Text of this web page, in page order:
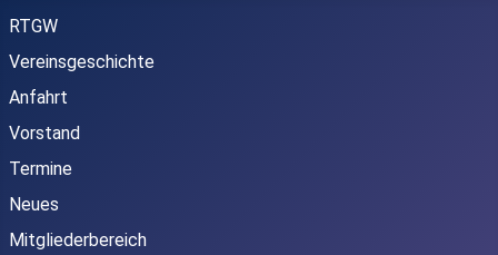
RTGW
Vereinsgeschichte
Anfahrt
Vorstand
Termine
Neues
Mitgliederbereich